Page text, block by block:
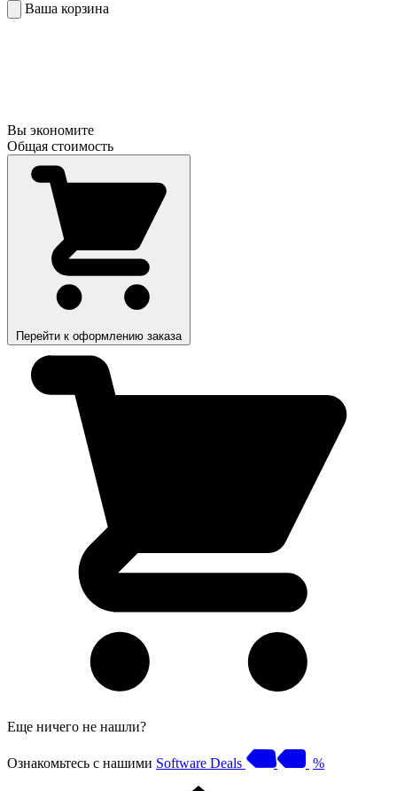
Ваша корзина
Вы экономите
Общая стоимость
Перейти к оформлению заказа
Еще ничего не нашли?
Ознакомьтесь с нашими Software Deals %